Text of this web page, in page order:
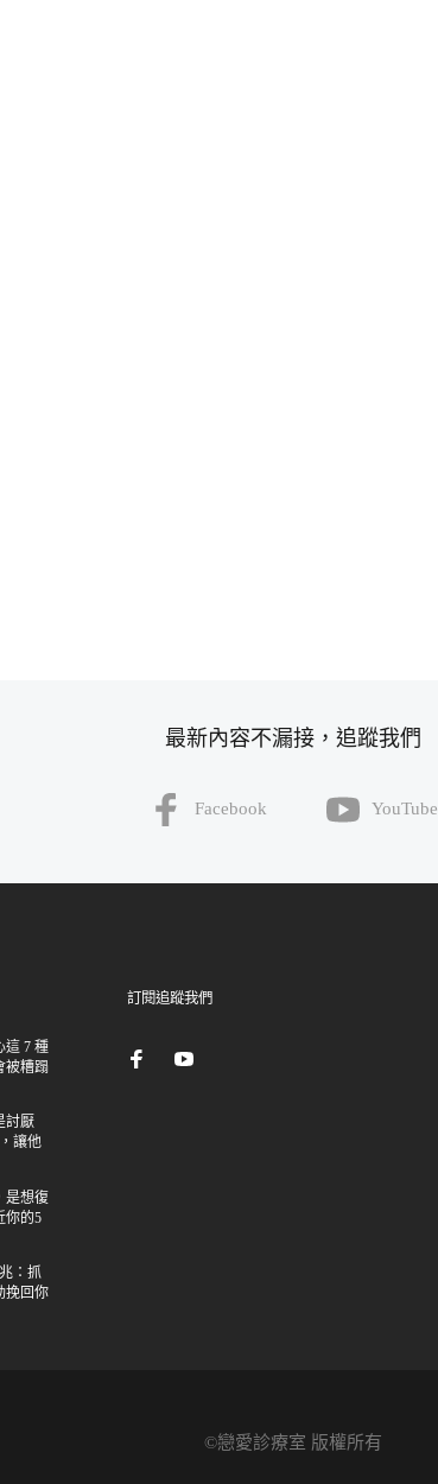
最新內容不漏接，追蹤我們
Facebook YouTube
這 7 種
被糟蹋
討厭
讓他
是想復
你的5
：抓
挽回你
訂閱追蹤我們
©戀愛診療室 版權所有